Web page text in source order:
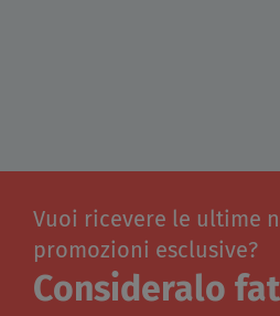
Vuoi ricevere le ultime
promozioni esclusive?
Consideralo